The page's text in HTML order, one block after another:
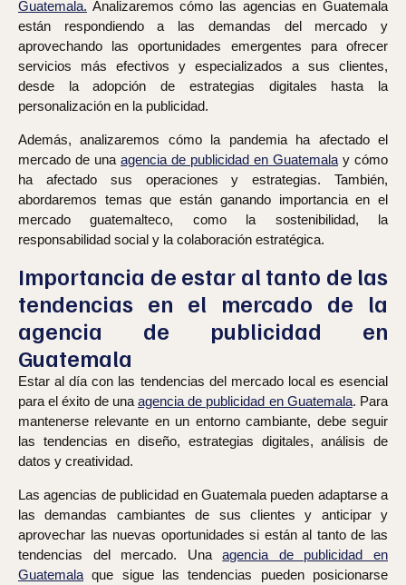
Guatemala. Analizaremos cómo las agencias en Guatemala
están respondiendo a las demandas del mercado y
aprovechando las oportunidades emergentes para ofrecer
servicios más efectivos y especializados a sus clientes,
desde la adopción de estrategias digitales hasta la
personalización en la publicidad.
Además, analizaremos cómo la pandemia ha afectado el
mercado de una agencia de publicidad en Guatemala y cómo
ha afectado sus operaciones y estrategias. También,
abordaremos temas que están ganando importancia en el
mercado guatemalteco, como la sostenibilidad, la
responsabilidad social y la colaboración estratégica.
Importancia de estar al tanto de las
tendencias en el mercado de la
agencia de publicidad en
Guatemala
Estar al día con las tendencias del mercado local es esencial
para el éxito de una agencia de publicidad en Guatemala. Para
mantenerse relevante en un entorno cambiante, debe seguir
las tendencias en diseño, estrategias digitales, análisis de
datos y creatividad.
Las agencias de publicidad en Guatemala pueden adaptarse a
las demandas cambiantes de sus clientes y anticipar y
aprovechar las nuevas oportunidades si están al tanto de las
tendencias del mercado. Unaagencia de publicidad en
Guatemala que sigue las tendencias pueden posicionarse